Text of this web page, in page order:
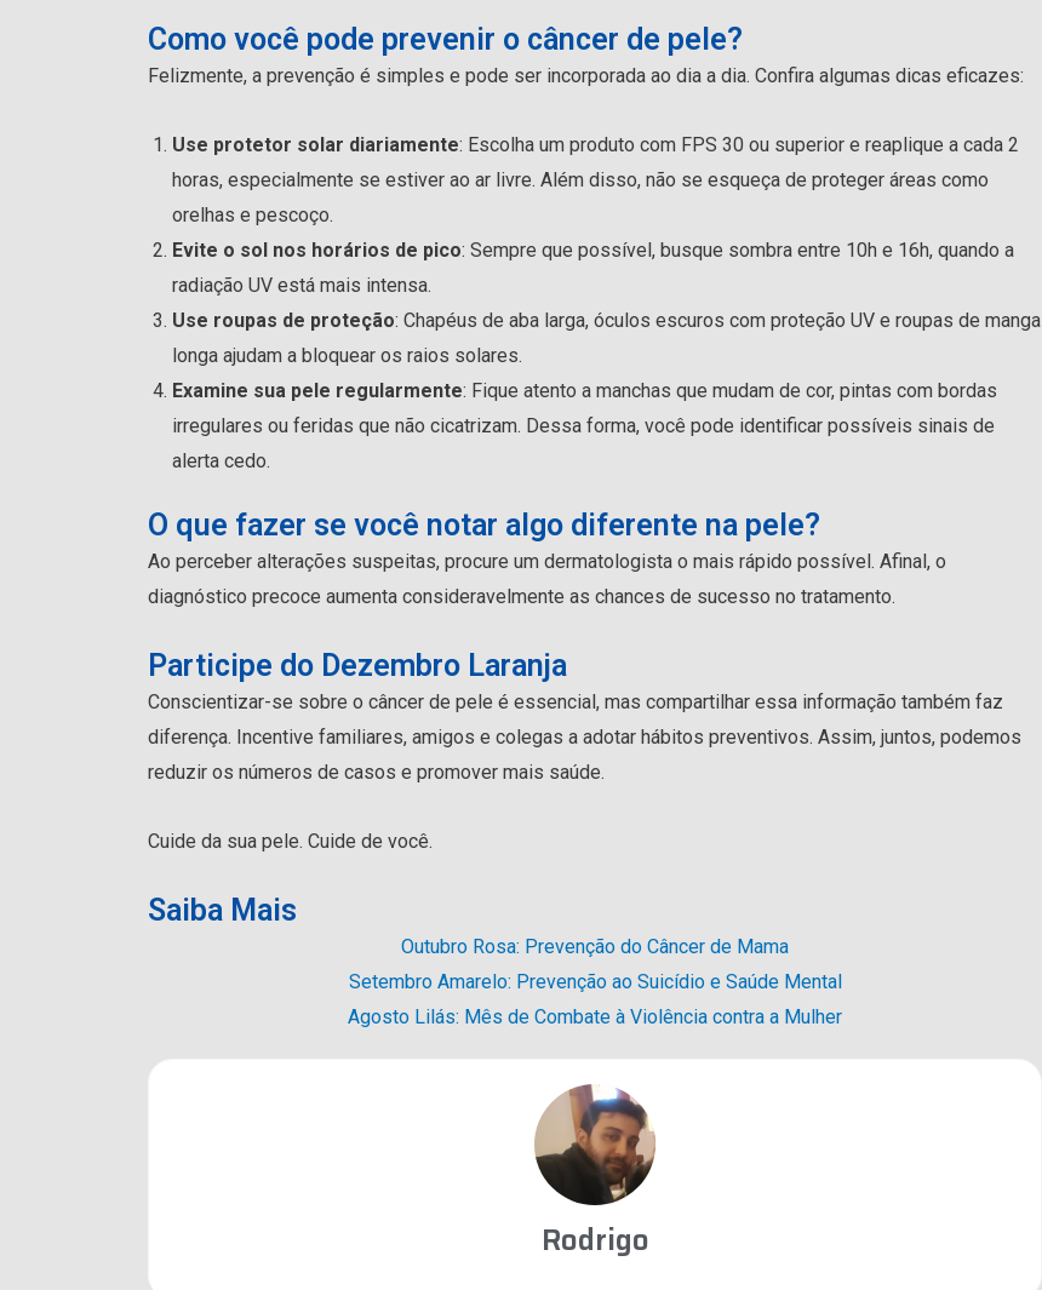
Como você pode prevenir o câncer de pele?
Felizmente, a prevenção é simples e pode ser incorporada ao dia a dia. Confira algumas dicas eficazes:
Use protetor solar diariamente: Escolha um produto com FPS 30 ou superior e reaplique a cada 2
horas, especialmente se estiver ao ar livre. Além disso, não se esqueça de proteger áreas como
orelhas e pescoço.
Evite o sol nos horários de pico: Sempre que possível, busque sombra entre 10h e 16h, quando a
radiação UV está mais intensa.
Use roupas de proteção: Chapéus de aba larga, óculos escuros com proteção UV e roupas de manga
longa ajudam a bloquear os raios solares.
Examine sua pele regularmente: Fique atento a manchas que mudam de cor, pintas com bordas
irregulares ou feridas que não cicatrizam. Dessa forma, você pode identificar possíveis sinais de
alerta cedo.
O que fazer se você notar algo diferente na pele?
Ao perceber alterações suspeitas, procure um dermatologista o mais rápido possível. Afinal, o
diagnóstico precoce aumenta consideravelmente as chances de sucesso no tratamento.
Participe do Dezembro Laranja
Conscientizar-se sobre o câncer de pele é essencial, mas compartilhar essa informação também faz
diferença. Incentive familiares, amigos e colegas a adotar hábitos preventivos. Assim, juntos, podemos
reduzir os números de casos e promover mais saúde.
Cuide da sua pele. Cuide de você.
Saiba Mais
Outubro Rosa: Prevenção do Câncer de Mama
Setembro Amarelo: Prevenção ao Suicídio e Saúde Mental
Agosto Lilás: Mês de Combate à Violência contra a Mulher
Rodrigo